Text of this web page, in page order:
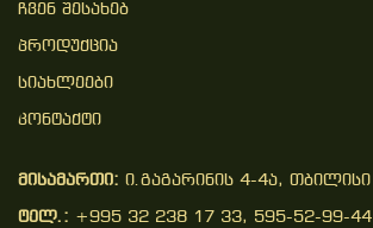
Ჩვენ Შესახებ
Პროდუქცია
Სიახლეები
Კონტაქტი
მისამართი: ი.გაგარინის 4-4ა, თბილისი
ტელ.: +995 32 238 17 33, 595-52-99-44